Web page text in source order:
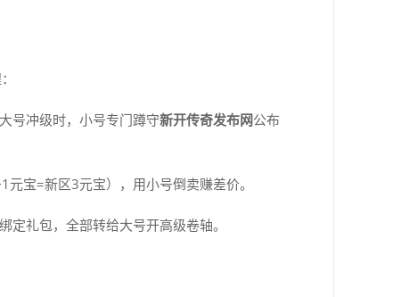
号冲级时，小号专门蹲守新开传奇发布网公布
宝=新区3元宝），用小号倒卖赚差价。
礼包，全部转给大号开高级卷轴。